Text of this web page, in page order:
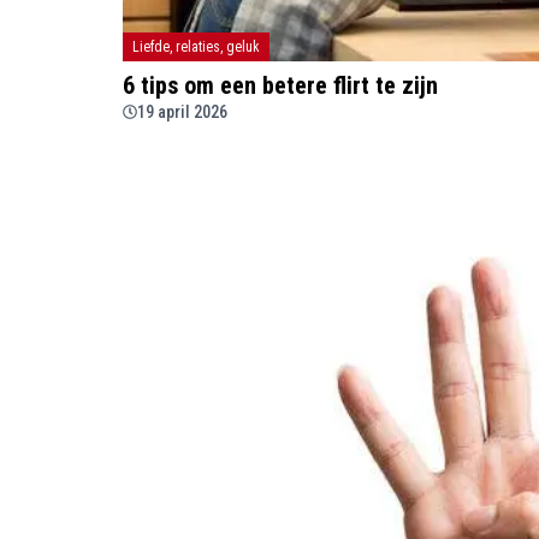
Liefde, relaties, geluk
6 tips om een betere flirt te zijn
19 april 2026